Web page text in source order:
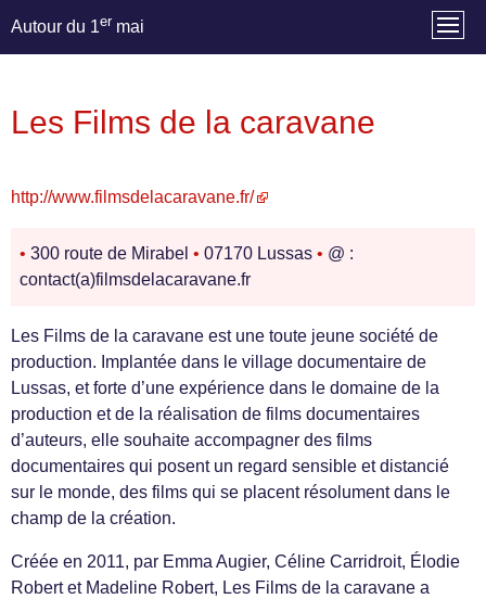
Autour du 1er mai
Les Films de la caravane
http://www.filmsdelacaravane.fr/
• 300 route de Mirabel • 07170 Lussas • @ :
contact(a)filmsdelacaravane.fr
Les Films de la caravane est une toute jeune société de
production. Implantée dans le village documentaire de
Lussas, et forte d’une expérience dans le domaine de la
production et de la réalisation de films documentaires
d’auteurs, elle souhaite accompagner des films
documentaires qui posent un regard sensible et distancié
sur le monde, des films qui se placent résolument dans le
champ de la création.
Créée en 2011, par Emma Augier, Céline Carridroit, Élodie
Robert et Madeline Robert, Les Films de la caravane a